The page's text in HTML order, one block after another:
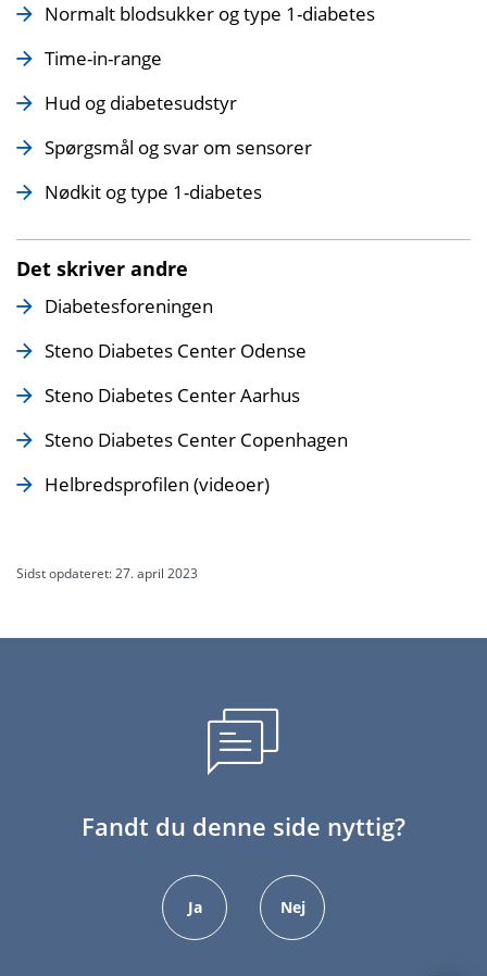
Normalt blodsukker og type 1-diabetes
Time-in-range
Hud og diabetesudstyr
Spørgsmål og svar om sensorer
Nødkit og type 1-diabetes
Det skriver andre
Diabetesforeningen
Steno Diabetes Center Odense
Steno Diabetes Center Aarhus
Steno Diabetes Center Copenhagen
Helbredsprofilen (videoer)
Sidst opdateret: 27. april 2023
Fandt du denne side nyttig?
Ja Nej